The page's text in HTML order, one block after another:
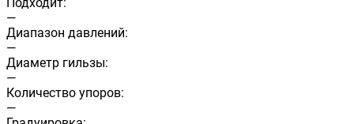
—
Диапазон давлений:
—
Диаметр гильзы:
—
Количество упоров:
—